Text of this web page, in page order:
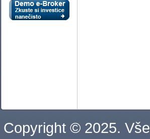
Copyright © 2025.